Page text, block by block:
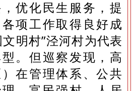
优化民生服务，提
项工作取得良好成
明村”泾河村为代表
。但巡察发现，高
在管理体系、公共